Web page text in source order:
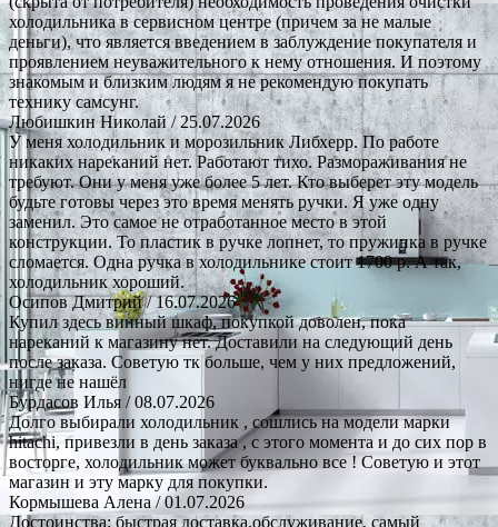
холодильника в сервисном центре (причем за не малые
деньги), что является введением в заблуждение покупателя и
проявлением неуважительного к нему отношения. И поэтому
знакомым и близким людям я не рекомендую покупать
технику самсунг.
Любишкин Николай/ 25.07.2026
У меня холодильник и морозильник Либхерр. По работе
никаких нареканий нет. Работают тихо. Размораживания не
требуют. Они у меня уже более 5 лет. Кто выберет эту модель
будьте готовы через это время менять ручки. Я уже одну
заменил. Это самое не отработанное место в этой
конструкции. То пластик в ручке лопнет, то пружинка в ручке
сломается. Одна ручка в холодильнике стоит 1700 р. А так,
холодильник хороший.
Осипов Дмитрий/ 16.07.2026
Купил здесь винный шкаф, покупкой доволен, пока
нареканий к магазину нет. Доставили на следующий день
после заказа. Советую тк больше, чем у них предложений,
нигде не нашёл
Бурдасов Илья / 08.07.2026
Долго выбирали холодильник , сошлись на модели марки
hitachi, привезли в день заказа , с этого момента и до сих пор в
восторге, холодильник может буквально все ! Советую и этот
магазин и эту марку для покупки.
Кормышева Алена/ 01.07.2026
Достоинства: быстрая доставка.обслуживание, самый